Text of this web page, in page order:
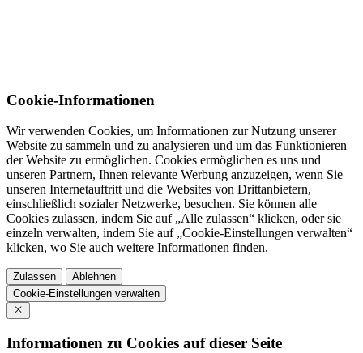
Cookie-Informationen
Wir verwenden Cookies, um Informationen zur Nutzung unserer
Website zu sammeln und zu analysieren und um das Funktionieren
der Website zu ermöglichen. Cookies ermöglichen es uns und
unseren Partnern, Ihnen relevante Werbung anzuzeigen, wenn Sie
unseren Internetauftritt und die Websites von Drittanbietern,
einschließlich sozialer Netzwerke, besuchen. Sie können alle
Cookies zulassen, indem Sie auf „Alle zulassen“ klicken, oder sie
einzeln verwalten, indem Sie auf „Cookie-Einstellungen verwalten“
klicken, wo Sie auch weitere Informationen finden.
Zulassen
Ablehnen
Cookie-Einstellungen verwalten
Informationen zu Cookies auf dieser Seite